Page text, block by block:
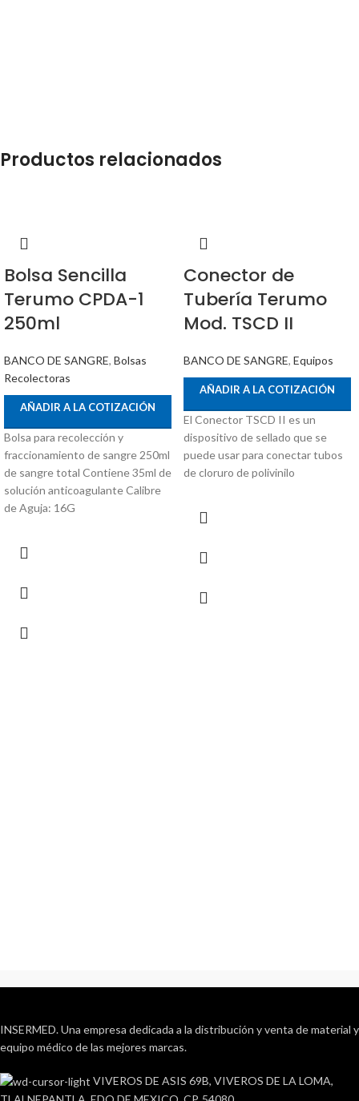
Productos relacionados
Bolsa Sencilla
Terumo CPDA-1
250ml
BANCO DE SANGRE, Bolsas
Recolectoras
AÑADIR A LA COTIZACIÓN
Bolsa para recolección y
fraccionamiento de sangre 250ml
de sangre total Contiene 35ml de
solución anticoagulante Calibre
de Aguja: 16G
Conector de
Tubería Terumo
Mod. TSCD II
BANCO DE SANGRE, Equipos
AÑADIR A LA COTIZACIÓN
El Conector TSCD II es un
dispositivo de sellado que se
puede usar para conectar tubos
de cloruro de polivinilo
INSERMED. Una empresa dedicada a la distribución y venta de material y
equipo médico de las mejores marcas.
VIVEROS DE ASIS 69B, VIVEROS DE LA LOMA,